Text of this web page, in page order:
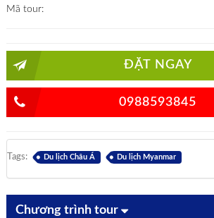
Mã tour:
ĐẶT NGAY
0988593845
Tags: Du lịch Châu Á Du lịch Myanmar
Chương trình tour